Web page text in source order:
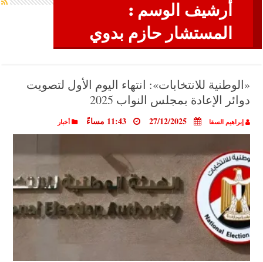
أرشيف الوسم :
المستشار حازم بدوي
«الوطنية للانتخابات»: انتهاء اليوم الأول لتصويت
دوائر الإعادة بمجلس النواب 2025
إبراهيم السقا 27/12/2025 11:43 مساءً أخبار